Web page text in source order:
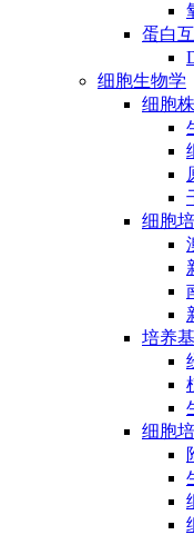
蛋白
细胞生物学
细胞株
细胞
培养基
细胞